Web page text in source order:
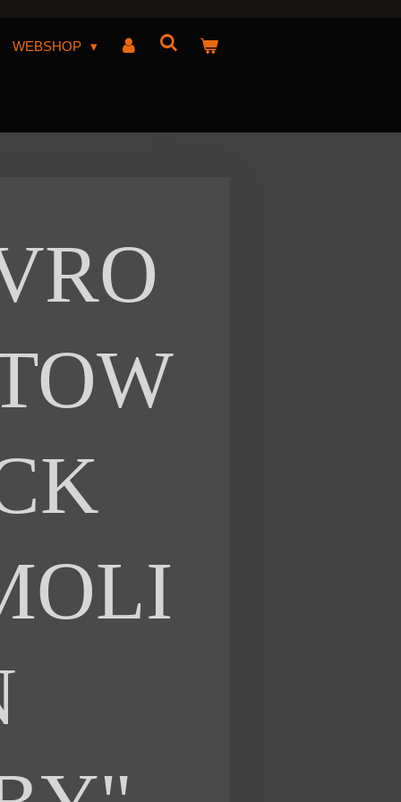
WEBSHOP